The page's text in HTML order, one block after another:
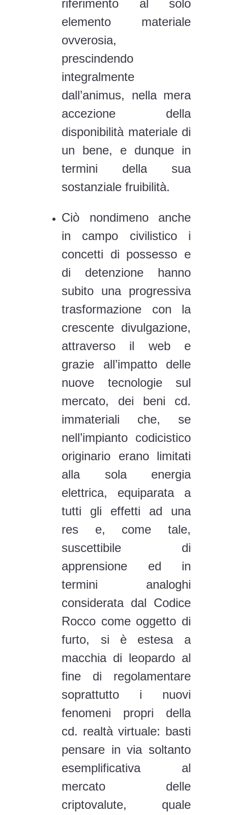
riferimento al solo
elemento materiale
ovverosia,
prescindendo
integralmente
dall’animus, nella mera
accezione della
disponibilità materiale di
un bene, e dunque in
termini della sua
sostanziale fruibilità.
Ciò nondimeno anche
in campo civilistico i
concetti di possesso e
di detenzione hanno
subito una progressiva
trasformazione con la
crescente divulgazione,
attraverso il web e
grazie all’impatto delle
nuove tecnologie sul
mercato, dei beni cd.
immateriali che, se
nell’impianto codicistico
originario erano limitati
alla sola energia
elettrica, equiparata a
tutti gli effetti ad una
res e, come tale,
suscettibile di
apprensione ed in
termini analoghi
considerata dal Codice
Rocco come oggetto di
furto, si è estesa a
macchia di leopardo al
fine di regolamentare
soprattutto i nuovi
fenomeni propri della
cd. realtà virtuale: basti
pensare in via soltanto
esemplificativa al
mercato delle
criptovalute, quale